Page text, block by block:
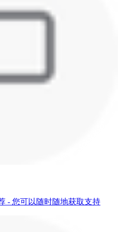
- 您可以随时随地获取支持